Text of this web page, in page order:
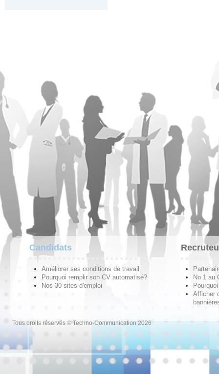
Candidats
Améliorer ses conditions de travail
Pourquoi remplir son CV automatisé?
Nos 30 sites d'emploi
No 1 au
Afficher
Tous droits réservés © Techno-Communication 2026